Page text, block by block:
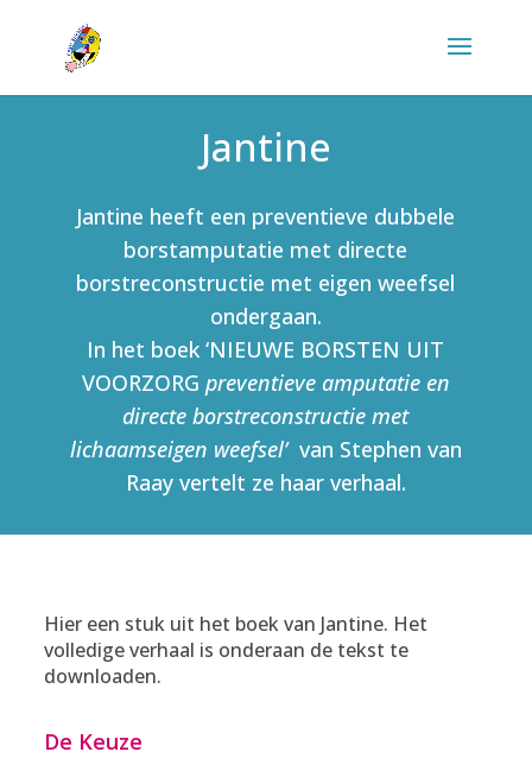
Jantine
Jantine heeft een preventieve dubbele
borstamputatie met directe
borstreconstructie met eigen weefsel
ondergaan.
In het boek ‘NIEUWE BORSTEN UIT
VOORZORG preventieve amputatie en
directe borstreconstructiemet
lichaamseigen weefsel’ van Stephen van
Raay vertelt ze haar verhaal.
Hier een stuk uit het boek van Jantine. Het
volledige verhaal is onderaan de tekst te
downloaden.
De Keuze